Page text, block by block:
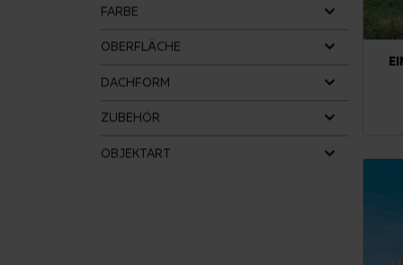
FARBE
OBERFLÄCHE
DACHFORM
ZUBEHÖR
OBJEKTART